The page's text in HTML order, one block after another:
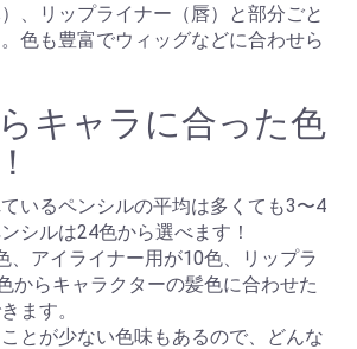
、リップライナー（唇）と部分ごと
色も豊富でウィッグなどに合わせら
キャラに合った色
いるペンシルの平均は多くても3〜4
シルは24色から選べます！
、アイライナー用が10色、リップラ
からキャラクターの髪色に合わせた
ます。
とが少ない色味もあるので、どんな